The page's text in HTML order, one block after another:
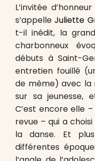
L’invitée
s’appelleJuliette
t-il inédit, la
charbonneux
débuts à Saint-
entretien fouillé
de même) avec la
sur sa jeunesse,
C’est encore elle
revue – qui a
la danse. Et
différentes